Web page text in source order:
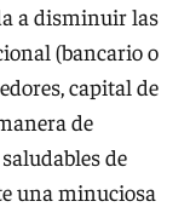
a disminuir las
(bancario o
capital de
de
de
una minuciosa